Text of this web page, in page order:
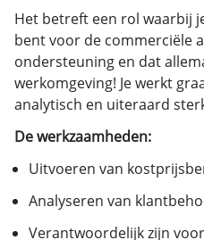
Het betreft een rol waarbij
bent voor de commerciële
ondersteuning en dat
werkomgeving! Je werkt
analytisch en uiteraard
De werkzaamheden:
Uitvoeren van
Analyseren van
Verantwoordelijk zijn